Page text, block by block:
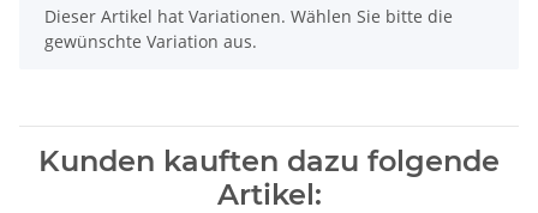
x
Dieser Artikel hat Variationen. Wählen Sie bitte die
gewünschte Variation aus.
Kunden kauften dazu folgende
Artikel: